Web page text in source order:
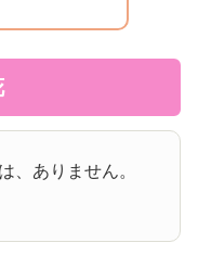
、ありません。